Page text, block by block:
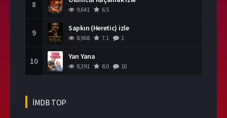
8
9,641 6.5
9 Sapkın (Heretic) izle
8,968 7.1 1
10 Yan Yana
8,391 8.0 10
İMDB TOP